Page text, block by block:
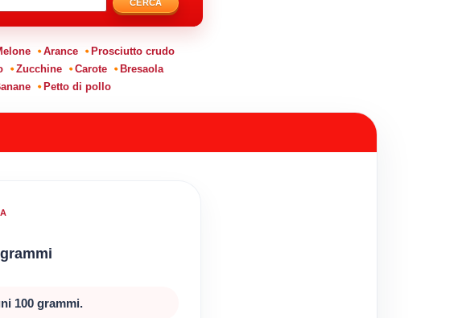
CERCA
Arance
Prosciutto crudo
Zucchine Carote
Bresaola
Petto di pollo
100 grammi.